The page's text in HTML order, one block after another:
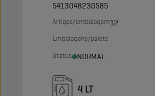
5413048230585
Artigos/embalagem12
Embalagens/palete-
Status NORMAL
4 LT